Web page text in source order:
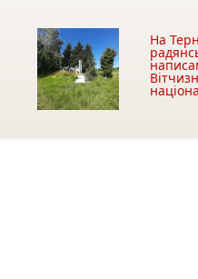
На